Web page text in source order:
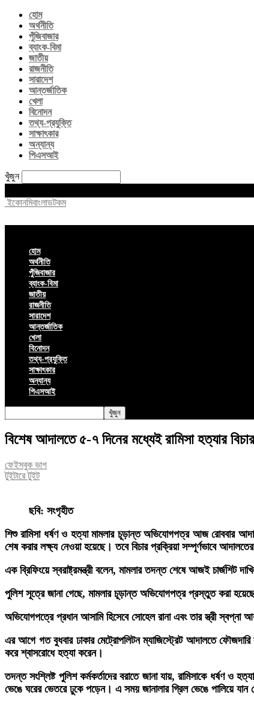
হোম
অর্থনীতি
পুঁজিবাজার
ব্যাংক-বিমা
জাতীয়
রাজনীতি
সারাদেশ
আন্তর্জাতিক
খেলা
বিনোদন
তথ্য-প্রযুক্তি
সাক্ষাৎকার
অন্যান্য
পিএসআই
খুঁজুন
ইকোনমিবাংলাডটকম
হোম
অর্থনীতি
পুঁজিবাজার
ব্যাংক-বিমা
জাতীয়
রাজনীতি
সারাদেশ
আন্তর্জাতিক
খেলা
বিনোদন
তথ্য-প্রযুক্তি
সাক্ষাৎকার
অন্যান্য
পিএসআই
বিশেষ আদালতে ৫-৭ দিনের মধ্যেই রামিসা হত্যার বিচার
ফেইসবুক ভাগ
টুইটারে টুইট
ছবি: সংগৃহীত
শিশু রামিসা ধর্ষণ ও হত্যা মামলার চূড়ান্ত অভিযোগপত্র আজ রোববার
শেষ করার লক্ষ্য নেওয়া হয়েছে। তবে বিচার প্রক্রিয়া সম্পূর্ণভাবে
এক ব্রিফিংয়ে স্বরাষ্ট্রমন্ত্রী বলেন, মামলার তদন্ত শেষে আজই চার্জশিট
পুলিশ সূত্রে জানা গেছে, মামলার চূড়ান্ত অভিযোগপত্র প্রস্তুত করা হয়েছে
অভিযোগপত্রে প্রধান আসামি হিসেবে সোহেল রানা এবং তার স্ত্রী
এর আগে গত বুধবার ঢাকার মেট্রোপলিটন ম্যাজিস্ট্রেট আদালতে ফৌজদারি
করে শ্বাসরোধে হত্যা করেন।
তদন্ত সংশ্লিষ্ট পুলিশ কর্মকর্তাদের বরাতে জানা যায়, রামিসাকে ধর্ষণ
ভেঙে ঘরের ভেতরে ঢুকে পড়েন। এ সময় জানালার গ্রিল ভেঙে পালিয়ে